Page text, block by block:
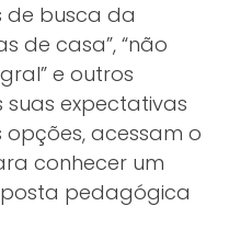
de busca da
de casa”, “não
e outros
expectativas
acessam o
conhecer um
pedagógica